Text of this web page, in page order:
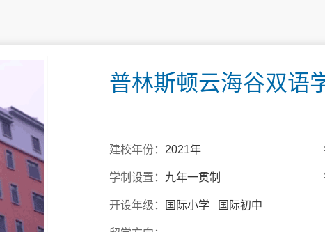
普林斯顿云海谷双语
建校年份： 2021年
学制设置： 九年一贯制
开设年级： 国际小学 国际初中